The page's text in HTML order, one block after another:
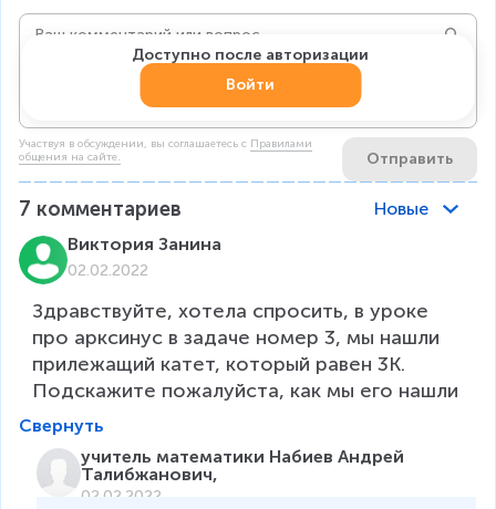
Участвуя в обсуждении, вы соглашаетесь c Правилами
общения на сайте.
Отправить
Доступно после авторизации
Войти
7 комментариев
Новые
Виктория Занина
02.02.2022
Здравствуйте, хотела спросить, в уроке
про арксинус в задаче номер 3, мы нашли
прилежащий катет, который равен 3К.
Подскажите пожалуйста, как мы его нашли
Свернуть
учитель математики Набиев Андрей
Талибжанович,
02.02.2022